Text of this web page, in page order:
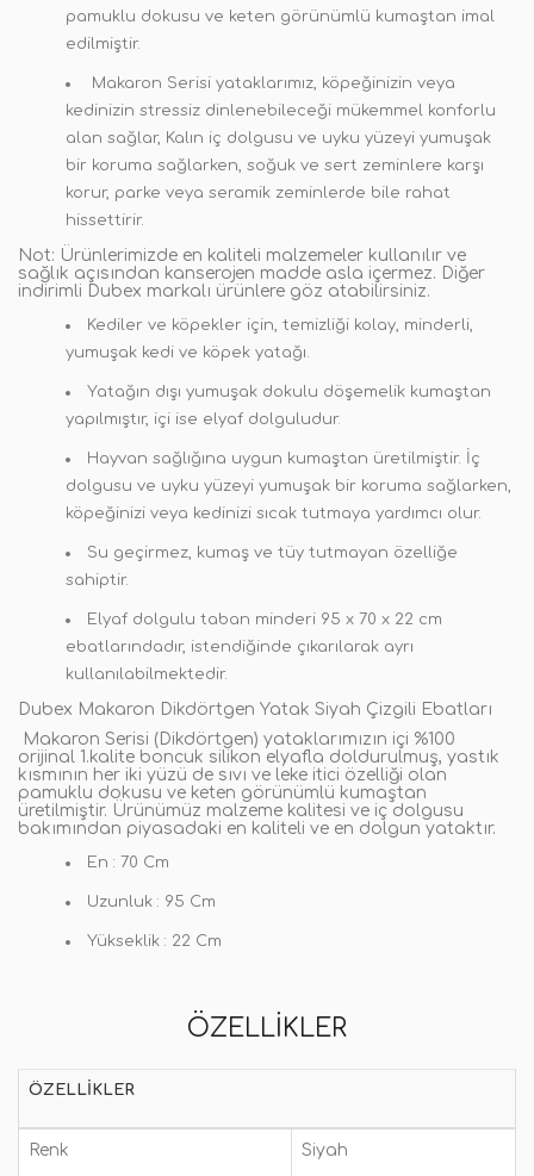
pamuklu dokusu ve keten görünümlü kumaştan imal
edilmiştir.
Makaron Serisi yataklarımız, köpeğinizin veya
kedinizin stressiz dinlenebileceği mükemmel konforlu
alan sağlar, Kalın iç dolgusu ve uyku yüzeyi yumuşak
bir koruma sağlarken, soğuk ve sert zeminlere karşı
korur, parke veya seramik zeminlerde bile rahat
hissettirir.
Not: Ürünlerimizde en kaliteli malzemeler kullanılır ve
sağlık açısından kanserojen madde asla içermez. Diğer
indirimli Dubex markalı ürünlere göz atabilirsiniz.
Kediler ve köpekler için, temizliği kolay, minderli,
yumuşak kedi ve köpek yatağı.
Yatağın dışı yumuşak dokulu döşemelik kumaştan
yapılmıştır, içi ise elyaf dolguludur.
Hayvan sağlığına uygun kumaştan üretilmiştir. İç
dolgusu ve uyku yüzeyi yumuşak bir koruma sağlarken,
köpeğinizi veya kedinizi sıcak tutmaya yardımcı olur.
Su geçirmez, kumaş ve tüy tutmayan özelliğe
sahiptir.
Elyaf dolgulu taban minderi 95 x 70 x 22 cm
ebatlarındadır, istendiğinde çıkarılarak ayrı
kullanılabilmektedir.
Dubex Makaron Dikdörtgen Yatak Siyah Çizgili Ebatları
Makaron Serisi (Dikdörtgen) yataklarımızın içi %100
orijinal 1.kalite boncuk silikon elyafla doldurulmuş, yastık
kısmının her iki yüzü de sıvı ve leke itici özelliği olan
pamuklu dokusu ve keten görünümlü kumaştan
üretilmiştir. Ürünümüz malzeme kalitesi ve iç dolgusu
bakımından piyasadaki en kaliteli ve en dolgun yataktır.
En : 70 Cm
Uzunluk : 95 Cm
Yükseklik : 22 Cm
ÖZELLIKLER
ÖZELLIKLER
Renk Siyah